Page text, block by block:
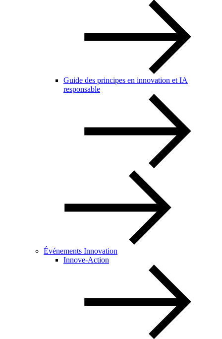
Guide des principes en innovation et IA
responsable
Événements Innovation
Innove-Action